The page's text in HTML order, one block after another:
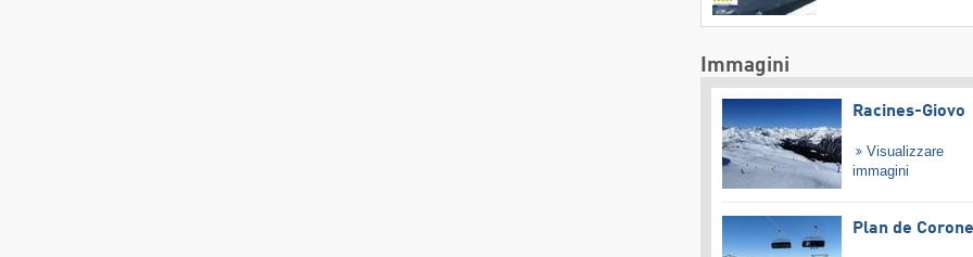
Immagini
Racines-Giovo
Visualizzare
immagini
Plan de